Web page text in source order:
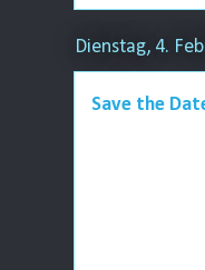
Dienstag, 4.
Save the